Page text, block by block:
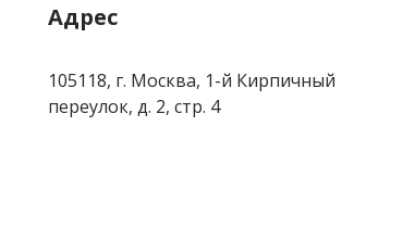
Адрес
105118, г. Москва, 1-й Кирпичный
переулок, д. 2, стр. 4